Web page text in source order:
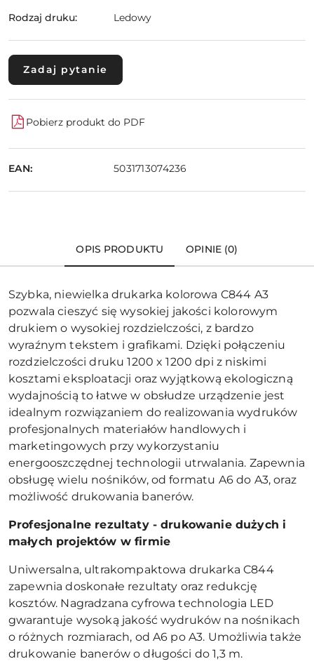
Rodzaj druku:
Ledowy
Zadaj pytanie
Pobierz produkt do PDF
EAN: 5031713074236
OPIS PRODUKTU OPINIE (0)
Szybka, niewielka drukarka kolorowa C844 A3
pozwala cieszyć się wysokiej jakości kolorowym
drukiem o wysokiej rozdzielczości, z bardzo
wyraźnym tekstem i grafikami. Dzięki połączeniu
rozdzielczości druku 1200 x 1200 dpi z niskimi
kosztami eksploatacji oraz wyjątkową ekologiczną
wydajnością to łatwe w obsłudze urządzenie jest
idealnym rozwiązaniem do realizowania wydruków
profesjonalnych materiałów handlowych i
marketingowych przy wykorzystaniu
energooszczędnej technologii utrwalania. Zapewnia
obsługę wielu nośników, od formatu A6 do A3, oraz
możliwość drukowania banerów.
Profesjonalne rezultaty - drukowanie dużych i
małych projektów w firmie
Uniwersalna, ultrakompaktowa drukarka C844
zapewnia doskonałe rezultaty oraz redukcję
kosztów. Nagradzana cyfrowa technologia LED
gwarantuje wysoką jakość wydruków na nośnikach
o różnych rozmiarach, od A6 po A3. Umożliwia także
drukowanie banerów o długości do 1,3 m.